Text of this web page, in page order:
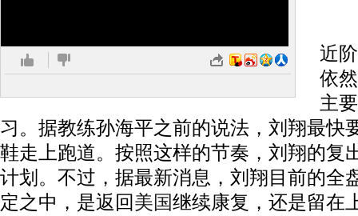
近
依
主
习。据教练孙海平之前的说法，刘翔最快
鞋走上跑道。按照这样的节奏，刘翔的复
计划。不过，据最新消息，刘翔目前的全
定之中，是返回美国继续康复，还是留在